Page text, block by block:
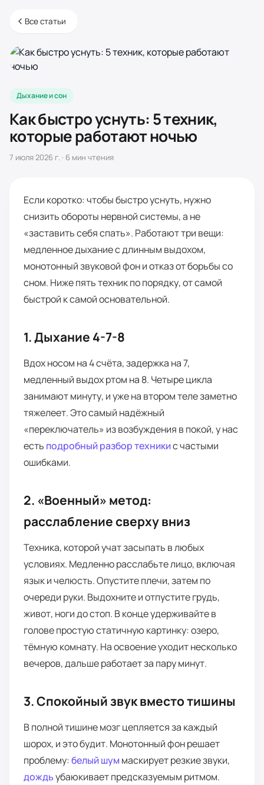
Все статьи
Дыхание и сон
Как быстро уснуть: 5 техник,
которые работают ночью
7 июля 2026 г. · 6 мин чтения
Если коротко: чтобы быстро уснуть, нужно
снизить обороты нервной системы, а не
«заставить себя спать». Работают три вещи:
медленное дыхание с длинным выдохом,
монотонный звуковой фон и отказ от борьбы со
сном. Ниже пять техник по порядку, от самой
быстрой к самой основательной.
1. Дыхание 4-7-8
Вдох носом на 4 счёта, задержка на 7,
медленный выдох ртом на 8. Четыре цикла
занимают минуту, и уже на втором теле заметно
тяжелеет. Это самый надёжный
«переключатель» из возбуждения в покой, у нас
есть подробный разбор техникис частыми
ошибками.
2. «Военный» метод:
расслабление сверху вниз
Техника, которой учат засыпать в любых
условиях. Медленно расслабьте лицо, включая
язык и челюсть. Опустите плечи, затем по
очереди руки. Выдохните и отпустите грудь,
живот, ноги до стоп. В конце удерживайте в
голове простую статичную картинку: озеро,
тёмную комнату. На освоение уходит несколько
вечеров, дальше работает за пару минут.
3. Спокойный звук вместо тишины
В полной тишине мозг цепляется за каждый
шорох, и это будит. Монотонный фон решает
проблему:белый шум маскирует резкие звуки,
дождьубаюкивает предсказуемым ритмом.